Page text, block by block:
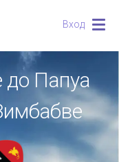
Вход
до Папуа